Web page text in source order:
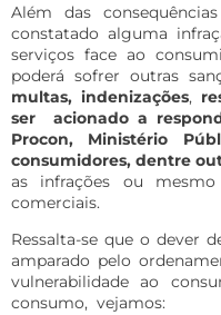
Além das
constatado alguma
serviços face ao
poderá sofrer outras
multas, indenizações,
ser acionado a
Procon, Ministério
consumidores, dentre
as infrações ou
comerciais.
Ressalta-se que o dever
amparado pelo
vulnerabilidade ao
consumo, vejamos: